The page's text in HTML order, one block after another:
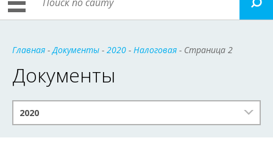
Главная -Документы - 2020 - Налоговая - Страница 2
Документы
2020